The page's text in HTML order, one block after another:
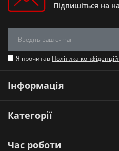
Підпишіться на
Я прочитав Політика
Інформація
Категорії
Час роботи